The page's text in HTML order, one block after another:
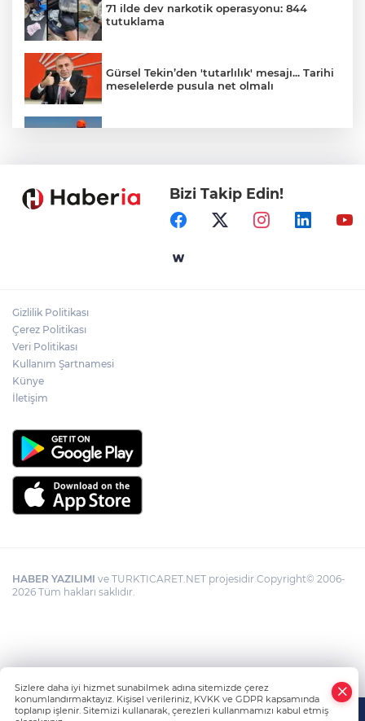
71 ilde dev narkotik operasyonu: 844
tutuklama
Gürsel Tekin’den 'tutarlılık' mesajı... Tarihi
meselelerde pusula net olmalı
Samsun’da Alaçam'a yeni yaşam alanı
Yapay zekada onlarca uygulamanın
Bizi Takip Edin!
Gizlilik Politikası
Çerez Politikası
Veri Politikası
Kullanım Şartnamesi
Künye
İletişim
HABER YAZILIMI ve TURKTICARET.NET projesidir Copyright© 2006-
2026 Tüm hakları saklıdır.
Sizlere daha iyi hizmet sunabilmek adına sitemizde çerez
konumlandırmaktayız. Kişisel verileriniz, KVKK ve GDPR kapsamında
toplanıp işlenir. Sitemizi kullanarak, çerezleri kullanmamızı kabul etmiş